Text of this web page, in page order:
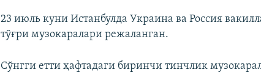
23 июль куни Истанбулда Украина ва Россия
тўғри музокаралари режаланган.
Сўнгги етти ҳафтадаги биринчи тинчлик